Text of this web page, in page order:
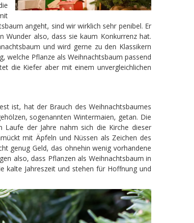
angeht, sind wir wirklich sehr penibel. Er
also, dass sie kaum Konkurrenz hat.
und wird gerne zu den Klassikern
welche Pflanze als Weihnachtsbaum passend
die Kiefer aber mit einem unvergleichlichen
ist, hat der Brauch des Weihnachtsbaumes
sogenannten Wintermaien, getan. Die
Laufe der Jahre nahm sich die Kirche dieser
mit Äpfeln und Nüssen als Zeichen des
genug Geld, das ohnehin wenig vorhandene
also, dass Pflanzen als Weihnachtsbaum in
kalte Jahreszeit und stehen für Hoffnung und